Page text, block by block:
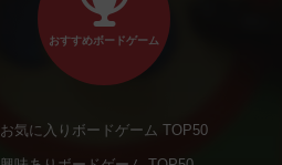
おすすめボードゲーム
お気に入りボードゲーム TOP50